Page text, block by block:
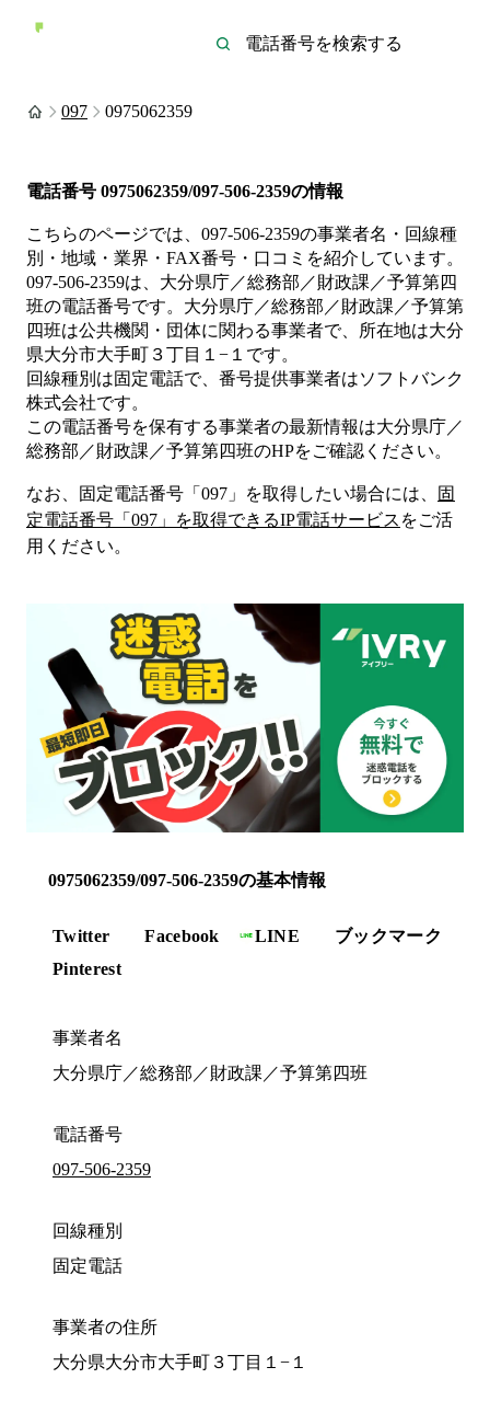
097 0975062359
電話番号 0975062359/097-506-2359の情報
こちらのページでは、 097-506-2359の事業者名・回線種
別・地域・業界・FAX番号・口コミを紹介しています。
097-506-2359は、 大分県庁／総務部／財政課／予算第四
班の電話番号です。 大分県庁／総務部／財政課／予算第
四班は公共機関・団体に関わる事業者で、所在地は大分
県大分市大手町３丁目１−１ です。
回線種別は固定電話で、番号提供事業者はソフトバンク
株式会社です。
この電話番号を保有する事業者の最新情報は大分県庁／
総務部／財政課／予算第四班のHPをご確認ください。
なお、固定電話番号「 097 」を取得したい場合には、
固
定電話番号「 097 」を取得できるIP電話サービス をご活
用ください。
0975062359/097-506-2359の基本情報
Twitter Facebook LINE
ブックマーク
Pinterest
事業者名
大分県庁／総務部／財政課／予算第四班
電話番号
097-506-2359
回線種別
固定電話
事業者の住所
大分県大分市大手町３丁目１−１